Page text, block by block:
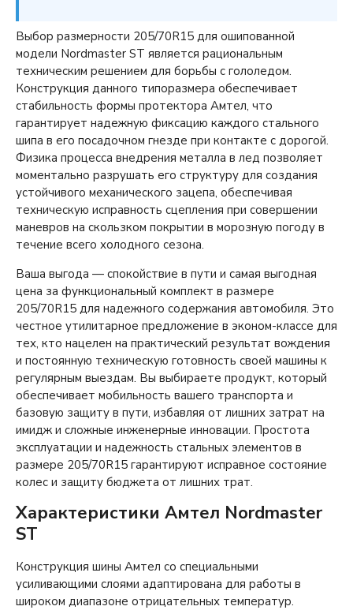
Выбор размерности 205/70R15 для ошипованной
модели Nordmaster ST является рациональным
техническим решением для борьбы с гололедом.
Конструкция данного типоразмера обеспечивает
стабильность формы протектора Амтел, что
гарантирует надежную фиксацию каждого стального
шипа в его посадочном гнезде при контакте с дорогой.
Физика процесса внедрения металла в лед позволяет
моментально разрушать его структуру для создания
устойчивого механического зацепа, обеспечивая
техническую исправность сцепления при совершении
маневров на скользком покрытии в морозную погоду в
течение всего холодного сезона.
Ваша выгода — спокойствие в пути и самая выгодная
цена за функциональный комплект в размере
205/70R15 для надежного содержания автомобиля. Это
честное утилитарное предложение в эконом-классе для
тех, кто нацелен на практический результат вождения
и постоянную техническую готовность своей машины к
регулярным выездам. Вы выбираете продукт, который
обеспечивает мобильность вашего транспорта и
базовую защиту в пути, избавляя от лишних затрат на
имидж и сложные инженерные инновации. Простота
эксплуатации и надежность стальных элементов в
размере 205/70R15 гарантируют исправное состояние
колес и защиту бюджета от лишних трат.
Характеристики Амтел Nordmaster
ST
Конструкция шины Амтел со специальными
усиливающими слоями адаптирована для работы в
широком диапазоне отрицательных температур.